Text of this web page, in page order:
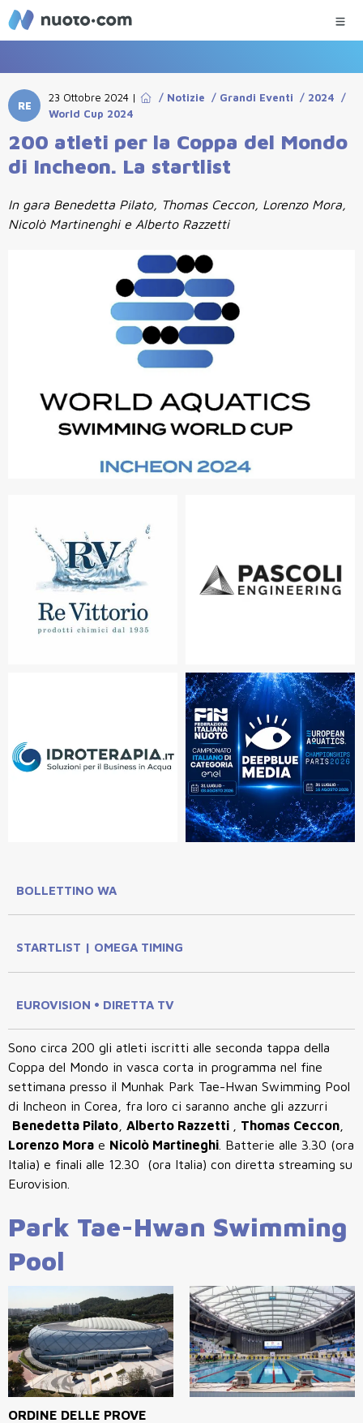
RE
23 Ottobre 2024 | / Notizie / Grandi Eventi / 2024 /
World Cup 2024
200 atleti per la Coppa del Mondo
di Incheon. La startlist
In gara Benedetta Pilato, Thomas Ceccon, Lorenzo Mora,
Nicolò Martinenghi e Alberto Razzetti
BOLLETTINO WA
STARTLIST | OMEGA TIMING
EUROVISION • DIRETTA TV
Sono circa 200 gli atleti iscritti alle seconda tappa della
Coppa del Mondo in vasca corta in programma nel fine
settimana presso il Munhak Park Tae-Hwan Swimming Pool
di Incheon in Corea, fra loro ci saranno anche gli azzurri
Benedetta Pilato Alberto Razzetti Thomas Ceccon
Lorenzo Mora e Nicolò Martineghi . Batterie alle 3.30 (ora
Italia) e finali alle 12.30 (ora Italia) con diretta streaming su
Eurovision.
Park Tae-Hwan Swimming
Pool
ORDINE DELLE PROVE